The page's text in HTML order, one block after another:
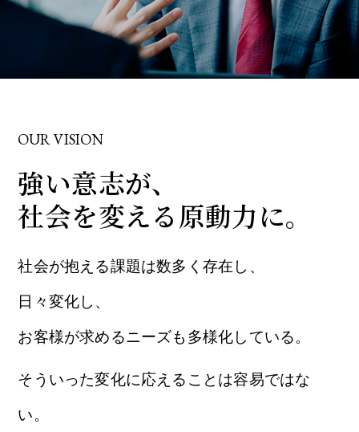
OUR VISION
強い意志が、
社会を変える原動力に。
社会が抱える課題は数多く存在し、
日々変化し、
お客様が求めるニーズも多様化している。
そういった変化に応えることは容易ではな
い。